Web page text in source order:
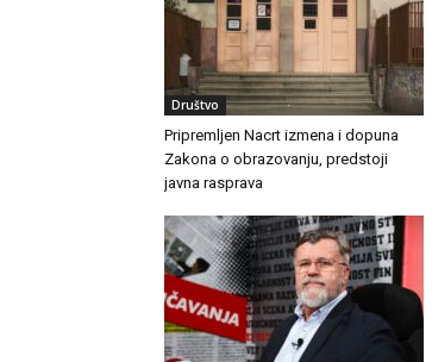
Društvo
Pripremljen Nacrt izmena i dopuna
Zakona o obrazovanju, predstoji
javna rasprava